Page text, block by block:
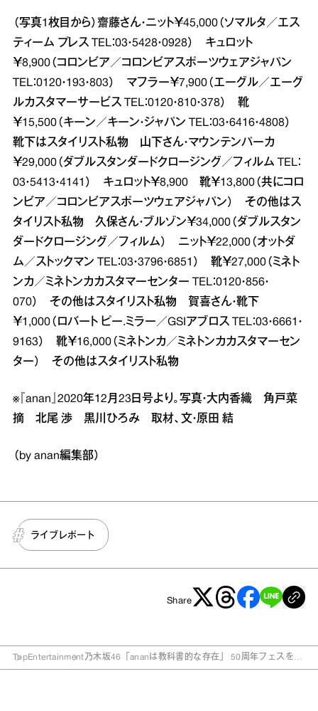
（写真1枚目から）齋藤さん・ニット￥45,000（ソマルタ／エス
ティーム プレス TEL：03・5428・0928） キュロット
￥8,900（コロンビア／コロンビアスポーツウェアジャパン
TEL：0120・193・803） マフラー￥7,900（エーグル／エーグ
ルカスタマーサービス TEL：0120・810・378） 靴
￥15,500（キーン／キーン・ジャパン TEL：03・6416・4808）
靴下はスタイリスト私物 山下さん・マウンテンパーカ
￥29,000（ダブルスタンダードクロージング／フィルム TEL：
03・5413・4141） キュロット￥8,900 靴￥13,800（共にコロ
ンビア／コロンビアスポーツウェアジャパン） その他はス
タイリスト私物 久保さん・ブルゾン￥34,000（ダブルスタン
ダードクロージング／フィルム） ニット￥22,000（オットダ
ム／ストックマン TEL：03・3796・6851） 靴￥27,000（ミネト
ンカ／ミネトンカカスタマーセンター TEL：0120・856・
070） その他はスタイリスト私物 賀喜さん・靴下
￥1,000（ロバート ピー.ミラー／GSIアブロス TEL：03・6661・
9163） 靴￥16,000（ミネトンカ／ミネトンカカスタマーセン
ター） その他はスタイリスト私物
※『anan』2020年12月23日号より。写真・大内香織 角戸菜
摘 北尾 渉 黒川ひろみ 取材、文・原田 結
（by anan編集部）
ライブレポート
Share
TopEntertainment 乃木坂46「ananは教科書的な存在」 50周年フェスをレ